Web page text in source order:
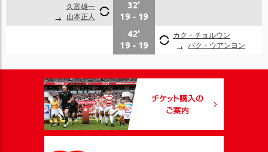
久富雄一
山本正人
32'
19 - 19
42'
19 - 19
カク・チョルウン
パク・ウアンヨン